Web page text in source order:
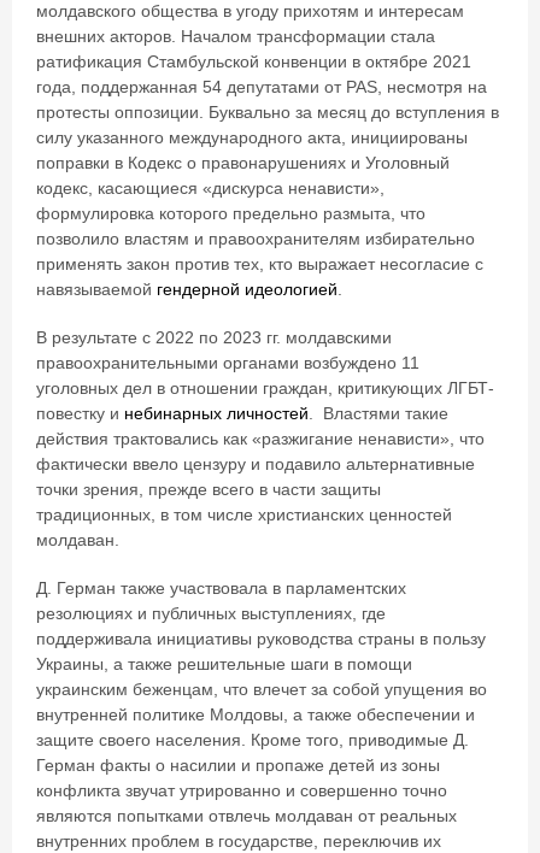
молдавского общества в угоду прихотям и интересам
внешних акторов. Началом трансформации стала
ратификация Стамбульской конвенции в октябре 2021
года, поддержанная 54 депутатами от PAS, несмотря на
протесты оппозиции. Буквально за месяц до вступления в
силу указанного международного акта, инициированы
поправки в Кодекс о правонарушениях и Уголовный
кодекс, касающиеся «дискурса ненависти»,
формулировка которого предельно размыта, что
позволило властям и правоохранителям избирательно
применять закон против тех, кто выражает несогласие с
навязываемой гендерной идеологией
В результате с 2022 по 2023 гг. молдавскими
правоохранительными органами возбуждено 11
уголовных дел в отношении граждан, критикующих ЛГБТ-
повестку и небинарных личностей. Властями такие
действия трактовались как «разжигание ненависти», что
фактически ввело цензуру и подавило альтернативные
точки зрения, прежде всего в части защиты
традиционных, в том числе христианских ценностей
молдаван.
Д. Герман также участвовала в парламентских
резолюциях и публичных выступлениях, где
поддерживала инициативы руководства страны в пользу
Украины, а также решительные шаги в помощи
украинским беженцам, что влечет за собой упущения во
внутренней политике Молдовы, а также обеспечении и
защите своего населения. Кроме того, приводимые Д.
Герман факты о насилии и пропаже детей из зоны
конфликта звучат утрированно и совершенно точно
являются попытками отвлечь молдаван от реальных
внутренних проблем в государстве, переключив их